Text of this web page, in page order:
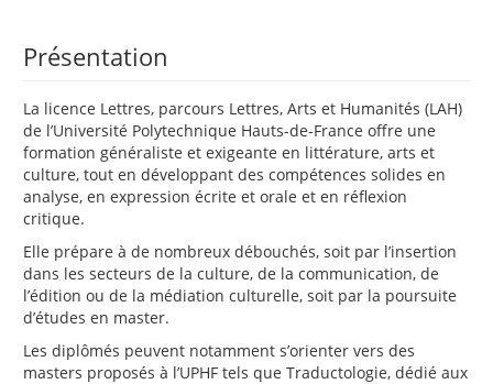
Présentation
La licence Lettres, parcours Lettres, Arts et Humanités (LAH)
de l’Université Polytechnique Hauts-de-France offre une
formation généraliste et exigeante en littérature, arts et
culture, tout en développant des compétences solides en
analyse, en expression écrite et orale et en réflexion
critique.
Elle prépare à de nombreux débouchés, soit par l’insertion
dans les secteurs de la culture, de la communication, de
l’édition ou de la médiation culturelle, soit par la poursuite
d’études en master.
Les diplômés peuvent notamment s’orienter vers des
masters proposés à l’UPHF tels que Traductologie, dédié aux